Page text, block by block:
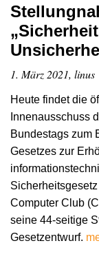
1. März 2021, linus
Heute findet die
Innenausschuss
Bundestags zum
Gesetzes zur
Computer Club
seine 44-seitige
Gesetzentwurf.